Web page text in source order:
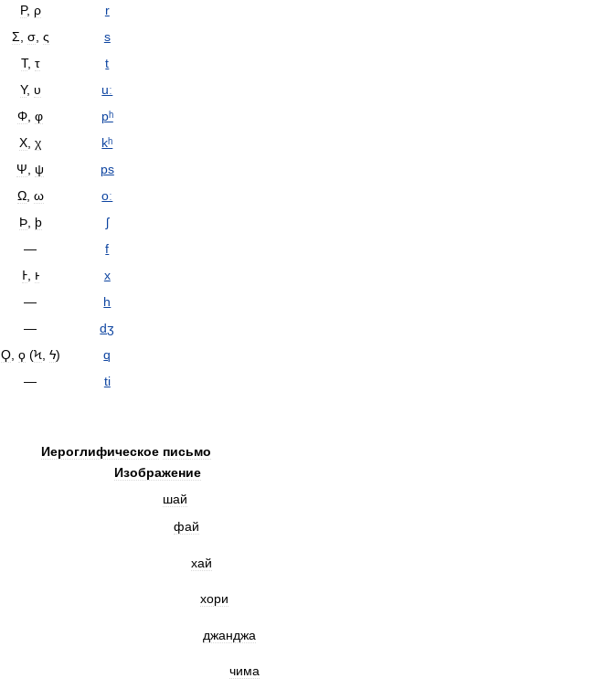
Ρ, ρ r
Σ σ, ς s
Τ, τ t
Υ, υ uː
Φ ,φ pʰ
Χ ,χ kʰ
Ψ ψ ps
Ω, ω oː
Ϸ, ϸ ʃ
— f
Ͱ, ͱ x
— h
— dʒ
Ϙ, ϙ(Ϟ ϟ) q
— ti
Иероглифическое письмо
Изображение
шай
фай
хай
хори
джанджа
чима